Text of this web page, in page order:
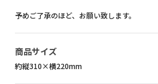
予めご了承のほど、お願い致します。
商品サイズ
約縦310×横220mm